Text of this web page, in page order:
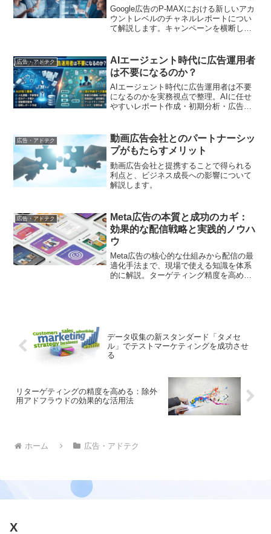
合されたインサイトがもたらす戦
略的価値
Google広告のP-MAXにおける新しいアカ
ウントレベルのチャネルレポートについ
て解説します。キャンペーンを横断した
る方法を学びましょう
広告・アドテク
AIエージェント時代に広告運用者
は不要になるのか？
AIエージェント時代に広告運用者は不要
になるのかを実務視点で整理。AIに任せ
やすいレポート作成・初期分析・広告文
情報をつなぐ運用設計を解説します
広告・アドテク
動画広告会社とのパートナーシッ
プがもたらすメリット
動画広告会社と提携することで得られる
利点と、ビジネス成長への影響について
解説します。
広告・アドテク
Meta広告の本質と成功のカギ：
効果的な配信戦略と実践的ノウハ
ウ
Meta広告の核心的な仕組みから配信の最
適化手法まで、現場で使える知識を体系
的に解説。ターゲティング精度を高める
データ収集の新スタンダード「タメセ
ル」でテストマーケティングを成功させ
る
リターゲティングの精度を高める：除外
用アドフラウドの効果的な活用法
ホーム 広告・アドテク
X